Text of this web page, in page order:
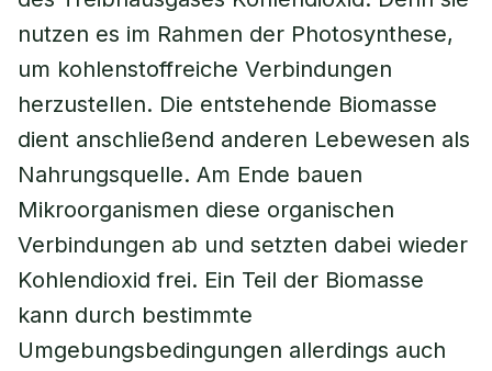
nutzen es im Rahmen der Photosynthese,
um kohlenstoffreiche Verbindungen
herzustellen. Die entstehende Biomasse
dient anschließend anderen Lebewesen als
Nahrungsquelle. Am Ende bauen
Mikroorganismen diese organischen
Verbindungen ab und setzten dabei wieder
Kohlendioxid frei. Ein Teil der Biomasse
kann durch bestimmte
Umgebungsbedingungen allerdings auch